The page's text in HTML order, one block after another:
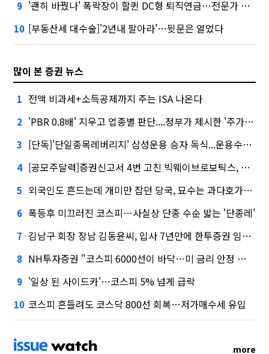
9 '괜히 바꿨나' 폭락장이 할퀸 DC형 퇴직연금…전문가 조언은
10 [부동산세 대수술]'2년내 팔아라'…뒷문은 열었다
많이 본 증권 뉴스
1 전액 비과세+소득공제까지 주는 ISA 나온다
2 'PBR 0.8배' 지우고 업종별 판단....정부가 제시한 '주가 누르기' 방지법
3 [단독]'단일종목레버리지' 삼성운용 승자 독식...운용수익 미래에셋의 6배
4 [공모주달력]증권신고서 4번 고친 빅웨이브로보틱스, 수요예측
5 외국인도 흔드는데 개미만 잡던 당국, 묘수는 과다호가부담금?
6 폭등후 미끄러진 코스피…사실상 단종 수순 밟는 '단종레'
7 김남구 회장 장남 김동윤씨, 입사 7년만에 한투증권 임원 승진
8 NH투자증권 "코스피 6000선이 바닥…미 금리 안정 후 추가 회복"
9 '일상 된 사이드카'…코스피 5% 넘게 급락
10 코스피 흔들려도 코스닥 800선 회복…저가매수세 유입
more